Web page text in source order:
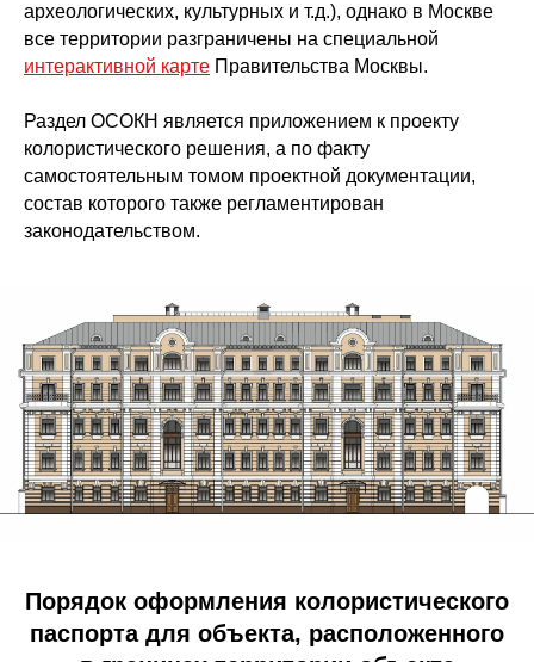
археологических, культурных и т.д.), однако в Москве
все территории разграничены на специальной
интерактивной карте Правительства Москвы.
Раздел ОСОКН является приложением к проекту
колористического решения, а по факту
самостоятельным томом проектной документации,
состав которого также регламентирован
законодательством.
Порядок оформления колористического
паспорта для объекта, расположенного